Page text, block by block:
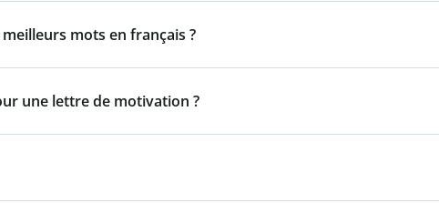
mots en français ?
une lettre de motivation ?